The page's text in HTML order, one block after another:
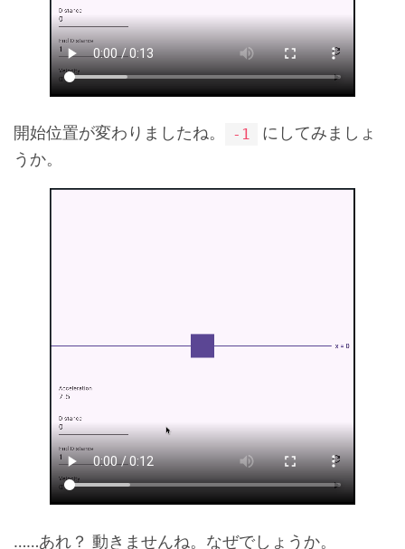
開始位置が変わりましたね。 -1
にしてみましょ
うか。
……あれ？ 動きませんね。なぜでしょうか。